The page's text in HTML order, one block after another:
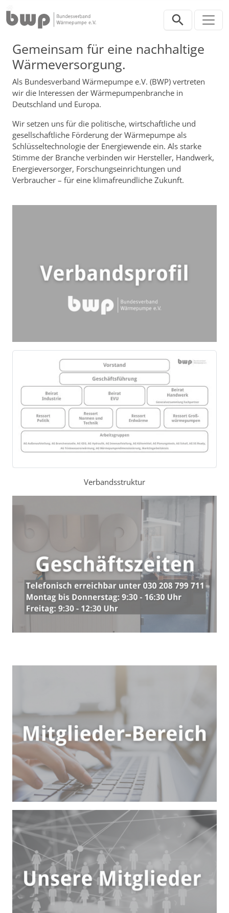
Gemeinsam für eine nachhaltige
Wärmeversorgung.
Als Bundesverband Wärmepumpe e.V. (BWP) vertreten
wir die Interessen der Wärmepumpenbranche in
Deutschland und Europa.
Wir setzen uns für die politische, wirtschaftliche und
gesellschaftliche Förderung der Wärmepumpe als
Schlüsseltechnologie der Energiewende ein. Als starke
Stimme der Branche verbinden wir Hersteller, Handwerk,
Energieversorger, Forschungseinrichtungen und
Verbraucher – für eine klimafreundliche Zukunft.
Verbandsstruktur